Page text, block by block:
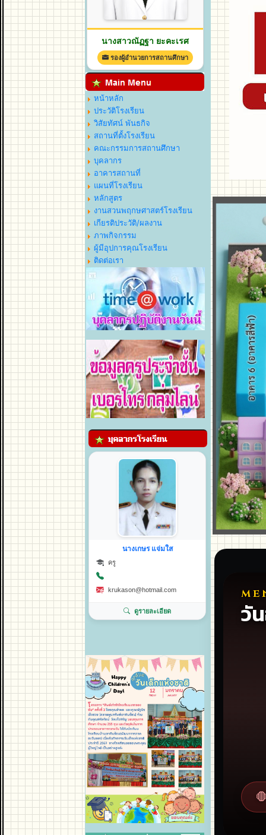
หน้าหลัก
ประวัติโรงเรียน
วิสัยทัศน์ พันธกิจ
สถานที่ตั้งโรงเรียน
คณะกรรมการสถานศึกษา
บุคลากร
อาคารสถานที่
แผนที่โรงเรียน
หลักสูตร
งานสวนพฤกษศาสตร์โรงเรียน
เกียรติประวัติ/ผลงาน
ภาพกิจกรรม
ผู้มีอุปการคุณโรงเรียน
ติดต่อเรา